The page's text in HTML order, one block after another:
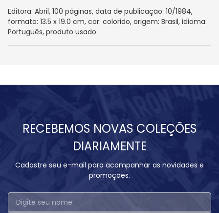
Editora: Abril, 100 páginas, data de publicação: 10/1984,
formato: 13.5 x 19.0 cm, cor: colorido, origem: Brasil, idioma:
Português, produto usado
RECEBEMOS NOVAS COLEÇÕES
DIARIAMENTE
Cadastre seu e-mail para acompanhar as novidades e
promoções.